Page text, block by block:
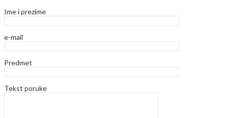
Ime i prezime
e-mail
Predmet
Tekst poruke